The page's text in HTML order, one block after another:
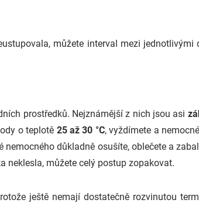
můžete interval mezi jednotlivými
prostředků. Nejznámější z nich jsou asi
o teplotě 25 až 30 °C, vyždímete a
nemocného důkladně osušíte, oblečete a
neklesla, můžete celý postup zopakovat.
ještě nemají dostatečně rozvinutou